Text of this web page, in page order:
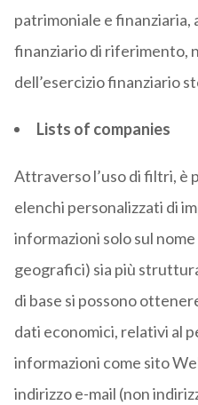
patrimoniale e finanziaria,
finanziario di riferimento,
dell’esercizio finanziario
Lists of companies
Attraverso l’uso di filtri, è
elenchi personalizzati di
informazioni solo sul nome
geografici) sia più
di base si possono
dati economici, relativi al
informazioni come sito
indirizzo e-mail (non